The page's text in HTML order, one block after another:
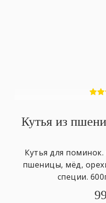
Кутья из
Кутья для
пшеницы, мёд,
специи.